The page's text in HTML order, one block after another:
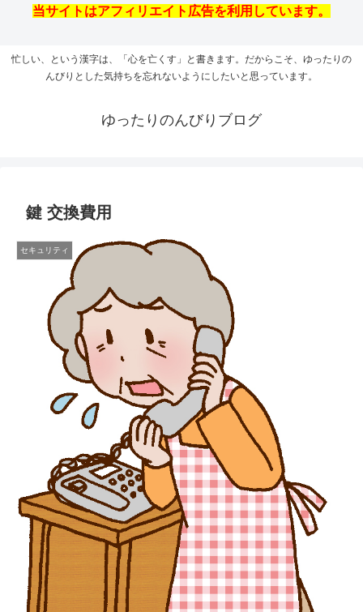
当サイトはアフィリエイト広告を利用しています。
忙しい、という漢字は、「心を亡くす」と書きます。だからこそ、ゆったりの
んびりとした気持ちを忘れないようにしたいと思っています。
ゆったりのんびりブログ
鍵 交換費用
セキュリティ